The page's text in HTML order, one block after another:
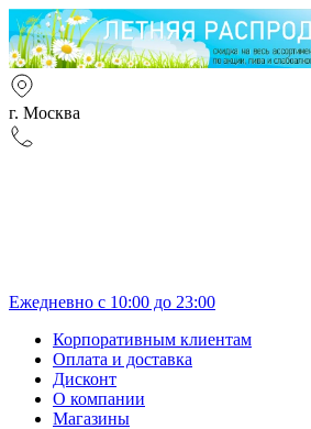
г. Москва
Ежедневно с 10:00 до 23:00
Корпоративным клиентам
Оплата и доставка
Дисконт
О компании
Магазины